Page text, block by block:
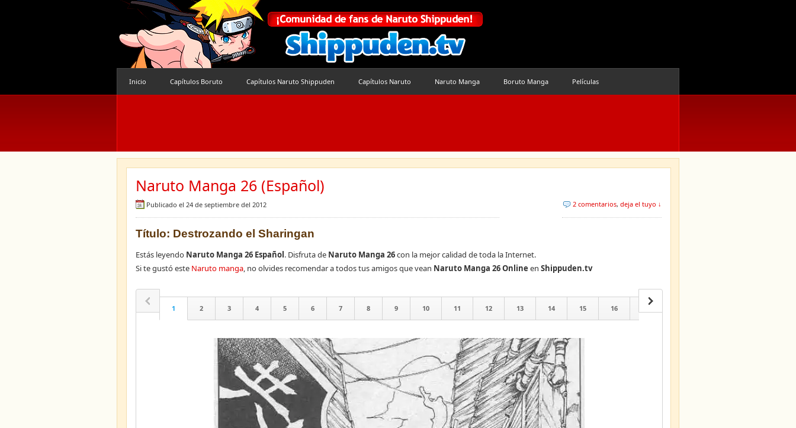
Inicio Capítulos Boruto Capítulos Naruto Shippuden Capítulos Naruto Naruto Manga Boruto Manga Películas
Naruto Manga 26 (Español)
Publicado el 24 de septiembre del 2012 2 comentarios, deja el tuyo ↓
Título: Destrozando el Sharingan
Estás leyendo Naruto Manga 26 Español. Disfruta de Naruto Manga 26con la mejor calidad de toda la Internet.
Si te gustó este Naruto manga, no olvides recomendar a todos tus amigos que vean Naruto Manga 26 Online en Shippuden.tv
1 2 3 4 5 6 7 8 9 10 11 12 13 14 15 16